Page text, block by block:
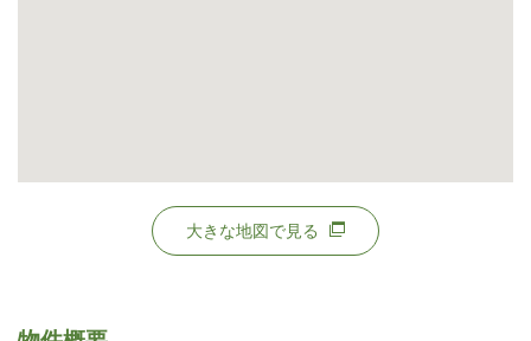
大きな地図で見る